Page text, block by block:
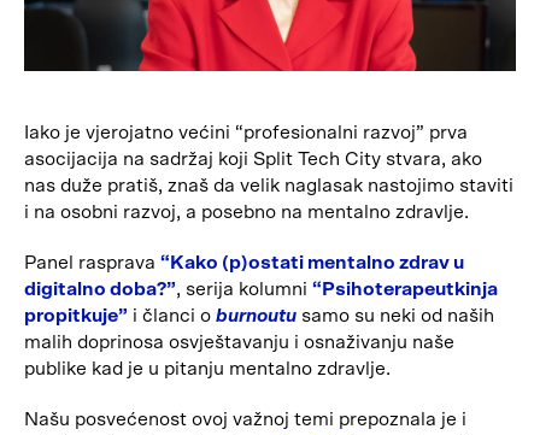
Iako je vjerojatno većini “profesionalni razvoj” prva
asocijacija na sadržaj koji Split Tech City stvara, ako
nas duže pratiš, znaš da velik naglasak nastojimo staviti
i na osobni razvoj, a posebno na mentalno zdravlje.
Panel rasprava “Kako (p)ostati mentalno zdrav u
digitalno doba?”, serija kolumni “Psihoterapeutkinja
propitkuje” i članci o burnoutu samo su neki od naših
malih doprinosa osvještavanju i osnaživanju naše
publike kad je u pitanju mentalno zdravlje.
Našu posvećenost ovoj važnoj temi prepoznala je i